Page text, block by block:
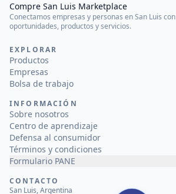
Compre San Luis Marketplace
Conectamos empresas y personas en San Luis con
oportunidades, productos y servicios.
EXPLORAR
Productos
Empresas
Bolsa de trabajo
INFORMACIÓN
Sobre nosotros
Centro de aprendizaje
Defensa al consumidor
Términos y condiciones
Formulario PANE
CONTACTO
San Luis, Argentina